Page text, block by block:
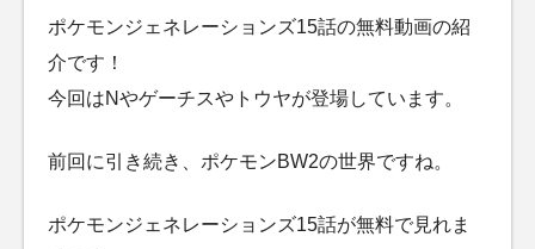
ポケモンジェネレーションズ15話の無料動画の紹
介です！
今回はNやゲーチスやトウヤが登場しています。
前回に引き続き、ポケモンBW2の世界ですね。
ポケモンジェネレーションズ15話が無料で見れま